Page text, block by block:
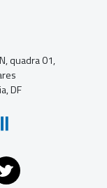
quadra 01,
DF